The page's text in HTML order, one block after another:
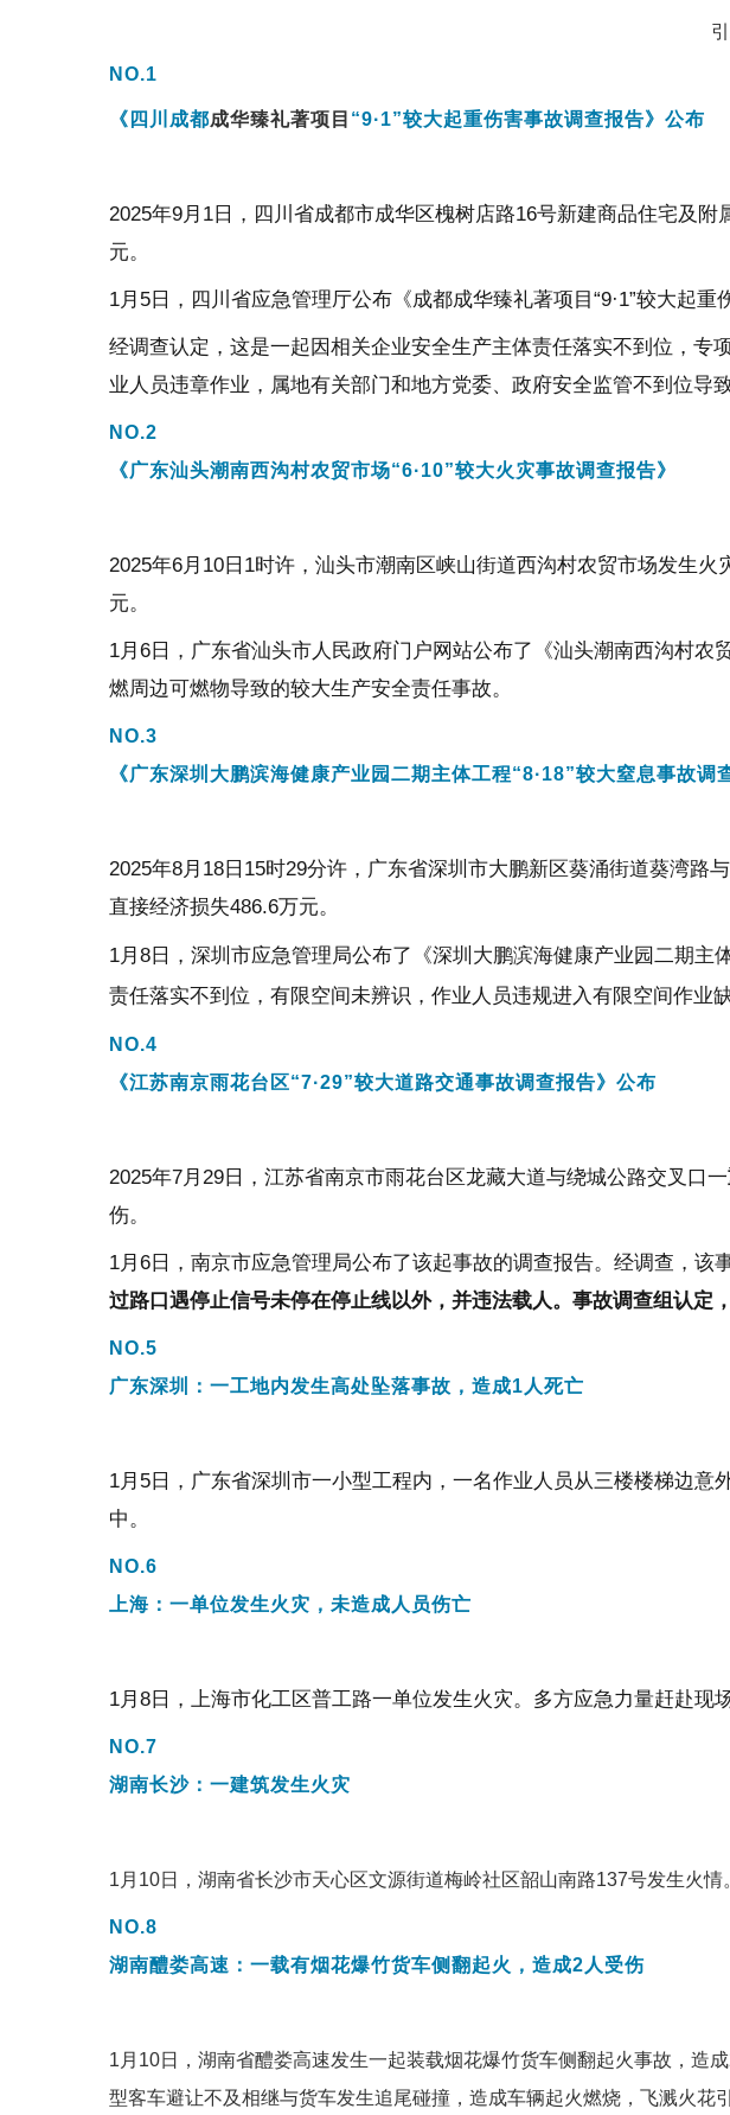
NO.1
《 四川 成都成华臻礼著项目 “9·1”较大起重伤害事故调查报告》 公布
2025年9月 1 日， 四川省成都市成华区槐树店路16号新建商品住宅及附
元。
1月 5 日，四川省应急管理厅公布《成都成华臻礼著项目“9·1”较大起重
经调查认定，这是一起因相关企业安全生产主体责任落实不到位，
业人员违章作业，属地有关部门和地方党委、政府安全监管不到位导
NO.2
《广东汕头潮南西沟村农贸市场“6·10”较大火灾事故调查报告》
2025年6月10日1时许，汕头市潮南区峡山街道西沟村农贸市场发生
元。
1月6日，广东省汕头市人民政府门户网站公布了《汕头潮南西沟村农
燃周边可燃物导致的较大生产安全责任事故。
NO.3
《广东深圳大鹏滨海健康产业园二期主体工程“8·18”较大窒息事故调
2025年8月18日15时29分许，广东省深圳市大鹏新区葵涌街道葵湾路
直接经济损失486.6万元。
1月8日，深圳市应急管理局公布了 《深圳大鹏滨海健康产业园二期主
责任落实不到位，有限空间未辨识，作业人员违规进入有限空间作业
NO.4
《江苏南京雨花台区“7·29”较大道路交通事故调查报告》公布
2025年7月 29 日 ，江苏省南京市雨花台区龙藏大道与绕城公路交叉口一
伤。
1月6日，南京市应急管理局公布了该起事故的调查报告。经调查，该
过路口遇停止信号未停在停止线以外，并违法载人。事故调查组认定
NO.5
广东深圳：一工地内发生高处坠落事故，造成1人死亡
1月5日，广东省深圳市一小型工程内，一名作业人员从三楼楼梯边意
中。
NO.6
上海： 一单位发生火灾，未造成人员伤亡
1月8日，上海市化工区普工路一单位发生火灾。多方应急力量赶赴现
NO.7
湖南长沙： 一建筑发生火灾
1月10日，湖南省长沙市天心区文源街道梅岭社区韶山南路137号发生火
NO.8
湖南醴娄高速 ： 一载有烟花爆竹货车侧翻起火， 造成2人受伤
1月10日，湖南省醴娄高速发生一起装载烟花爆竹货车侧翻起火事故，造
型客车避让不及相继与货车发生追尾碰撞，造成车辆起火燃烧，飞溅火花